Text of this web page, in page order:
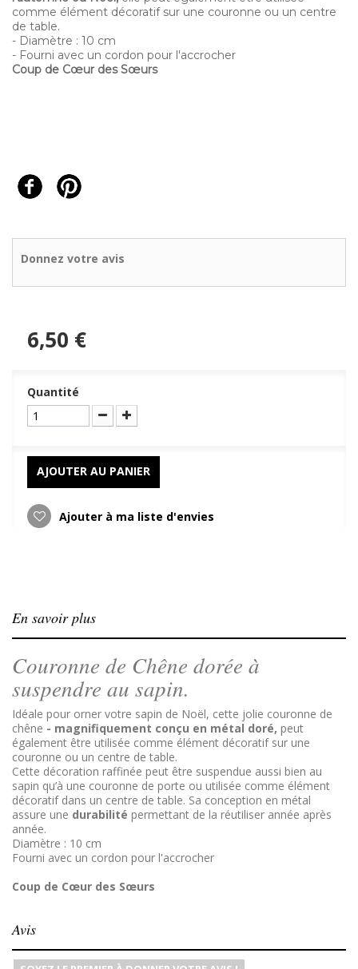
comme élément décoratif sur une couronne ou un centre
de table.
- Diamètre : 10 cm
- Fourni avec un cordon pour l'accrocher
Coup de Cœur des Sœurs
Donnez votre avis
6,50 €
Quantité
AJOUTER AU PANIER
Ajouter à ma liste d'envies
En savoir plus
Couronne de Chêne dorée à
suspendre au sapin.
Idéale pour orner votre sapin de Noël, cette jolie couronne de
chêne - magnifiquement conçu en métal doré, peut
également être utilisée comme élément décoratif sur une
couronne ou un centre de table.
Cette décoration raffinée peut être suspendue aussi bien au
sapin qu’à une couronne de porte ou utilisée comme élément
décoratif dans un centre de table. Sa conception en métal
assure une durabilité permettant de la réutiliser année après
année.
Diamètre : 10 cm
Fourni avec un cordon pour l'accrocher
Coup de Cœur des Sœurs
Avis